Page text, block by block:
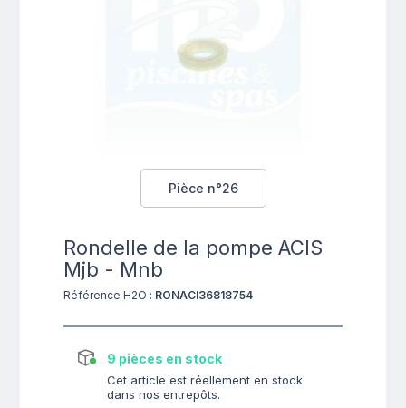
Pièce n°26
Rondelle de la pompe ACIS
Mjb - Mnb
Référence H2O : RONACI36818754
9 pièces en stock
Cet article est réellement en stock
dans nos entrepôts.